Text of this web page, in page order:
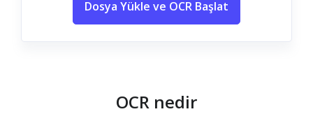
Dosya Yükle ve OCR Başlat
OCR nedir